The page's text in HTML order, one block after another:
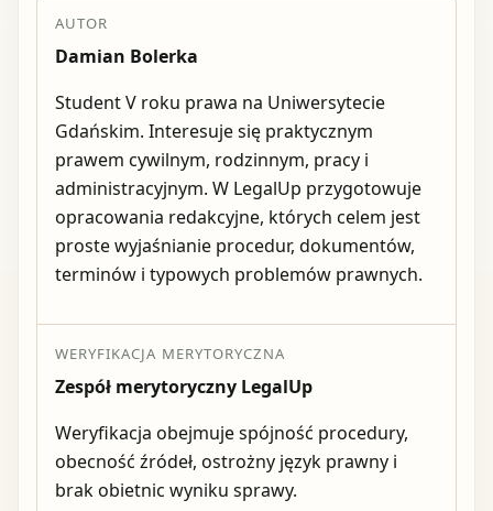
AUTOR
Damian Bolerka
Student V roku prawa na Uniwersytecie
Gdańskim. Interesuje się praktycznym
prawem cywilnym, rodzinnym, pracy i
administracyjnym. W LegalUp przygotowuje
opracowania redakcyjne, których celem jest
proste wyjaśnianie procedur, dokumentów,
terminów i typowych problemów prawnych.
WERYFIKACJA MERYTORYCZNA
Zespół merytoryczny LegalUp
Weryfikacja obejmuje spójność procedury,
obecność źródeł, ostrożny język prawny i
brak obietnic wyniku sprawy.